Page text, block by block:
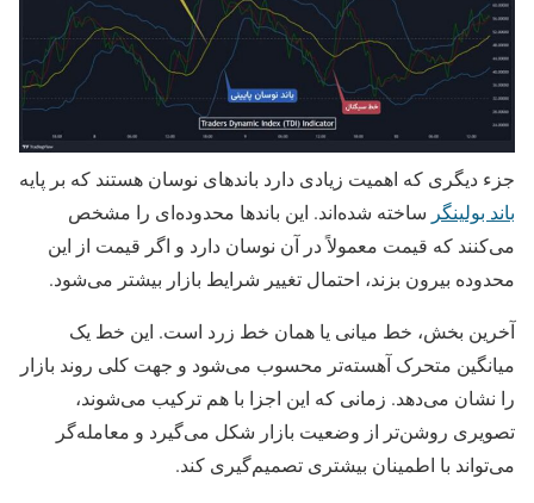
جزء دیگری که اهمیت زیادی دارد باندهای نوسان هستند که بر پایه
باند بولینگر ساخته شده‌اند. این باندها محدوده‌ای را مشخص
می‌کنند که قیمت معمولاً در آن نوسان دارد و اگر قیمت از این
محدوده بیرون بزند، احتمال تغییر شرایط بازار بیشتر می‌شود.
آخرین بخش، خط میانی یا همان خط زرد است. این خط یک
میانگین متحرک آهسته‌تر محسوب می‌شود و جهت کلی روند بازار
را نشان می‌دهد. زمانی که این اجزا با هم ترکیب می‌شوند،
تصویری روشن‌تر از وضعیت بازار شکل می‌گیرد و معامله‌گر
می‌تواند با اطمینان بیشتری تصمیم‌گیری کند.